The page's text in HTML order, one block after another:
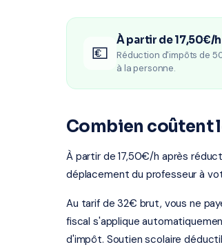
💶
À partir de 17,50€/
Réduction d'impôts de
à la personne.
Combien coûtent
À partir de 17,50€/h après
déplacement du professeur à
Au tarif de 32€ brut, vous ne
fiscal s'applique
d'impôt. Soutien scolaire